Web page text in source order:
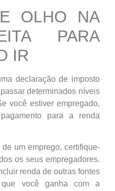
OLHO NA
PARA
IR
declaração de imposto
determinados níveis
você estiver empregado,
para a renda
um emprego, certifique-
os seus empregadores.
renda de outras fontes
que você ganha com a